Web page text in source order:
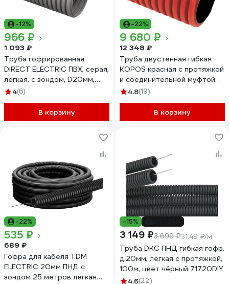
-12%
966 ₽
1 093 ₽
Труба гофрированная
DIRECT ELECTRIC ПВХ, серая,
легкая, с зондом, D20мм,
100метров/упаковка
4(6)
В корзину
-22%
9 680 ₽
12 348 ₽
Труба двустенная гибкая
KOPOS красная с протяжкой
и соединительной муфтой
D=110мм КОПОФЛЕКС КФ
4.8(19)
В корзину
-22%
535 ₽
689 ₽
Гофра для кабеля TDM
ELECTRIC 20мм ПНД с
зондом 25 метров легкая
-15%
3 149 ₽3 699 ₽31.49 ₽/м
Труба DKC ПНД гибкая гофр.
д.20мм, лёгкая с протяжкой,
100м, цвет чёрный 71720DIY
4.6(22)